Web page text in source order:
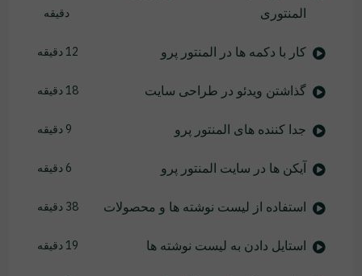
المنتوری
دقیقه
کار با دکمه ها در المنتور پرو 12 دقیقه
گذاشتن ویدئو در طراحی سایت 18 دقیقه
جدا کننده های المنتور پرو 9 دقیقه
آیکن ها در سایت المنتور پرو 6 دقیقه
استفاده از لیست نوشته ها و محصولات 38 دقیقه
استایل دادن به لیست نوشته ها 19 دقیقه